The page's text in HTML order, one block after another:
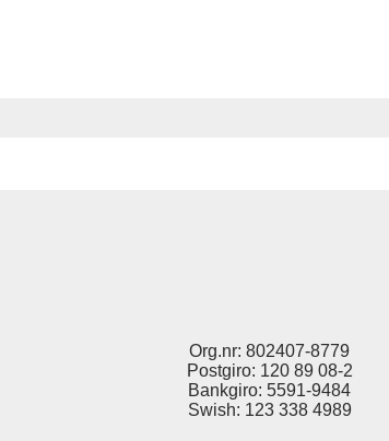
Org.nr: 802407-8779
Postgiro: 120 89 08-2
Bankgiro: 5591-9484
Swish: 123 338 4989